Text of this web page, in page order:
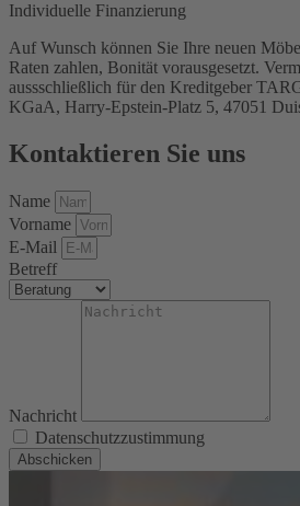
Individuelle Finanzierung
Auf Wunsch können Sie Ihre neuen
Raten zahlen, Bonität vorausgesetzt.
aussschließlich für den Kreditgeber
KGaA, Harry-Epstein-Platz 5, 47051
Kontaktieren Sie uns
Name
Vorname
E-Mail
Betreff
Nachricht
Datenschutzzustimmung
Abschicken